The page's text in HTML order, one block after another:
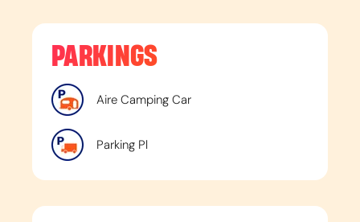
PARKINGS
Aire Camping Car
Parking Pl